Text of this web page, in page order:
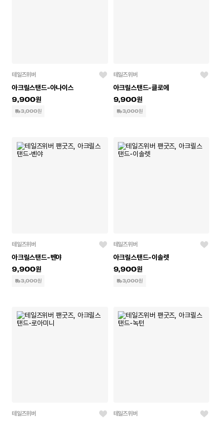
테일즈위버
아크릴스탠드-아나이스
9,900
3,000원
테일즈위버
아크릴스탠드-클로에
9,900
3,000원
테일즈위버
아크릴스탠드-벤야
9,900
3,000원
테일즈위버
아크릴스탠드-이솔렛
9,900
3,000원
테일즈위버
테일즈위버